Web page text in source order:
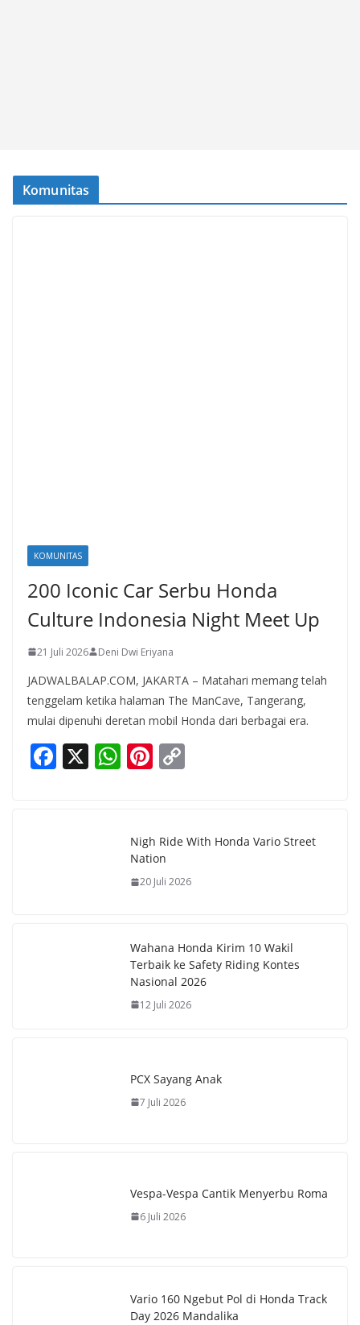
Komunitas
KOMUNITAS
200 Iconic Car Serbu Honda
Culture Indonesia Night Meet Up
21 Juli 2026 Deni Dwi Eriyana
JADWALBALAP.COM, JAKARTA – Matahari memang telah
tenggelam ketika halaman The ManCave, Tangerang,
mulai dipenuhi deretan mobil Honda dari berbagai era.
F X W
s
A
p
Pi
e
st
y
n
Nigh Ride With Honda Vario Street
Nation
20 Juli 2026
Wahana Honda Kirim 10 Wakil
Terbaik ke Safety Riding Kontes
Nasional 2026
12 Juli 2026
PCX Sayang Anak
7 Juli 2026
Vespa-Vespa Cantik Menyerbu Roma
6 Juli 2026
Vario 160 Ngebut Pol di Honda Track
Day 2026 Mandalika